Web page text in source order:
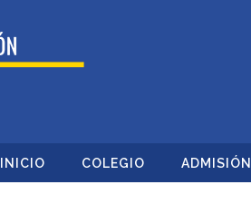
INICIO COLEGIO ADMISIÓN